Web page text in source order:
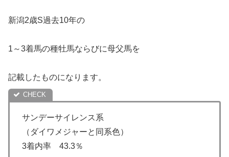
新潟2歳S過去10年の
1～3着馬の種牡馬ならびに母父馬を
記載したものになります。
サンデーサイレンス系
（ダイワメジャーと同系色）
3着内率 43.3％